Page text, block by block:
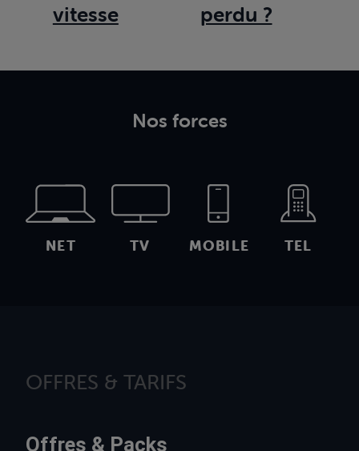
vitesse
perdu ?
Nos forces
NET TV MOBILE TEL
OFFRES & TARIFS
Offres & Packs